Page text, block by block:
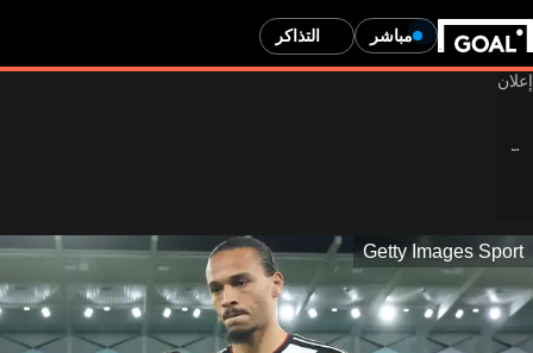
مباشر التذاكر
Getty Images Sport